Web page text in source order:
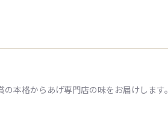
本格からあげ専門店の味をお届けします。